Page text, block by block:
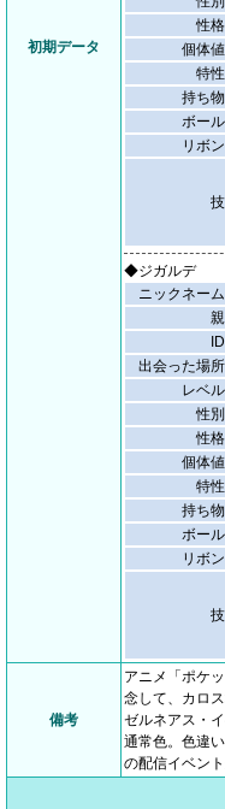
初期データ
性
個体
特
持ち
ボー
リボ
◆ジガルデ
ニックネー
出会った場
レベ
性
性
個体
特
持ち
ボー
リボ
備考
アニメ「ポケ
念して、カロ
ゼルネアス・
通常色。色違
の配信イベント